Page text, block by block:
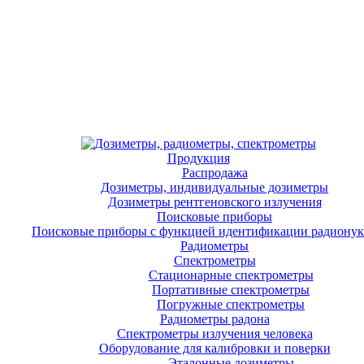
Продукция
Распродажа
Дозиметры, индивидуальные дозиметры
Дозиметры рентгеновского излучения
Поисковые приборы
Поисковые приборы с функцией идентификации
Радиометры
Спектрометры
Стационарные спектрометры
Портативные спектрометры
Погружные спектрометры
Радиометры радона
Спектрометры излучения человека
Оборудование для калибровки и поверки